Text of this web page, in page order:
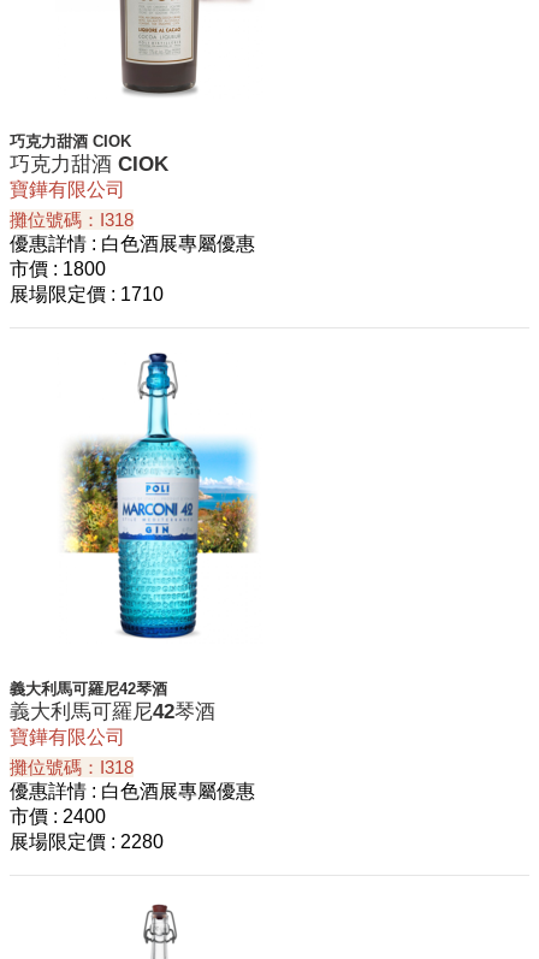
巧克力甜酒 CIOK
巧克力甜酒 CIOK
寶鏵有限公司
攤位號碼：I318
優惠詳情 : 白色酒展專屬優惠
市價 : 1800
展場限定價 : 1710
義⼤利⾺可羅尼42琴酒
義⼤利⾺可羅尼42琴酒
寶鏵有限公司
攤位號碼：I318
優惠詳情 : 白色酒展專屬優惠
市價 : 2400
展場限定價 : 2280